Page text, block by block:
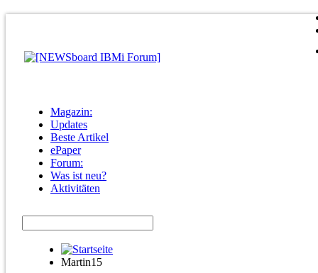
Magazin:
Updates
Beste Artikel
ePaper
Forum:
Was ist neu?
Aktivitäten
Martin15